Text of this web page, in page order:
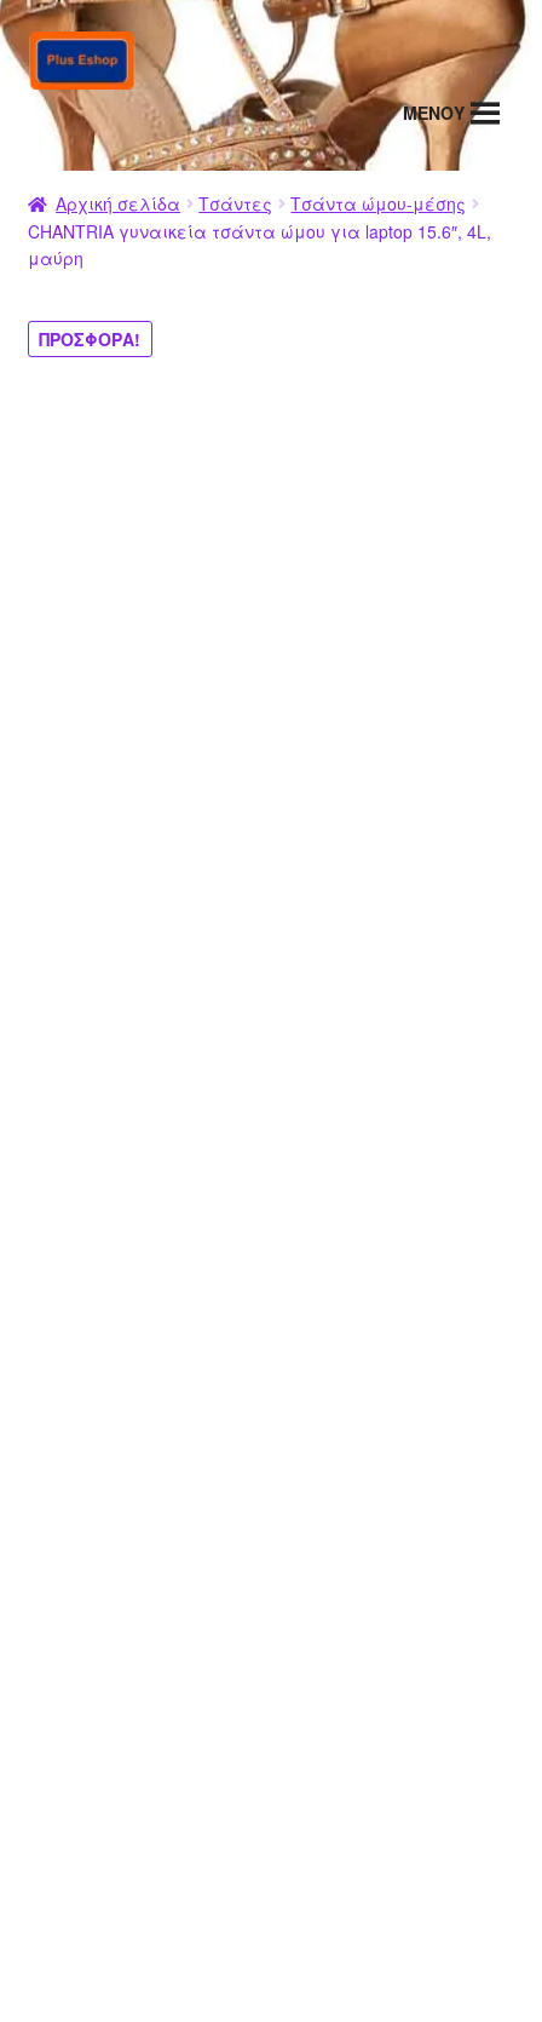
Απευθείας
μετάβαση
στην
πλοήγηση
Μετάβαση
σε
περιεχόμενο
MENΟΥ
Αρχική σελίδα Τσάντες
Τσάντα ώμου-μέσης
CHANTRIA γυναικεία τσάντα ώμου για laptop 15.6″, 4L,
μαύρη
ΠΡΟΣΦΟΡΆ!